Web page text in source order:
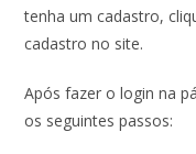
tenha um cadastro,
cadastro no site.
Após fazer o login na
os seguintes passos: